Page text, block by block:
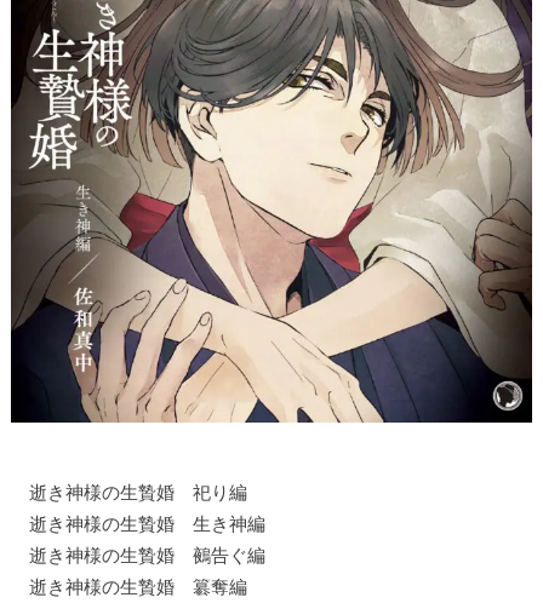
逝き神様の生贄婚 祀り編
逝き神様の生贄婚 生き神編
逝き神様の生贄婚 鵺告ぐ編
逝き神様の生贄婚 簒奪編